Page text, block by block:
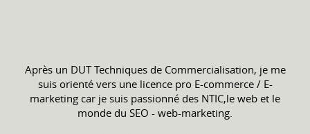
Après un DUT Techniques de Commercialisation, je me
suis orienté vers une licence pro E-commerce / E-
marketing car je suis passionné des NTIC,le web et le
monde du SEO - web-marketing.